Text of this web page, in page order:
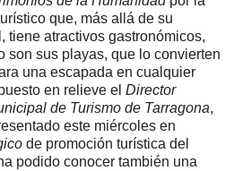
que, más allá de su
tiene atractivos gastronómicos,
son sus playas, que lo convierten
una escapada en cualquier
en relieve el Director
de Turismo de Tarragona,
este miércoles en
de promoción turística del
podido conocer también una